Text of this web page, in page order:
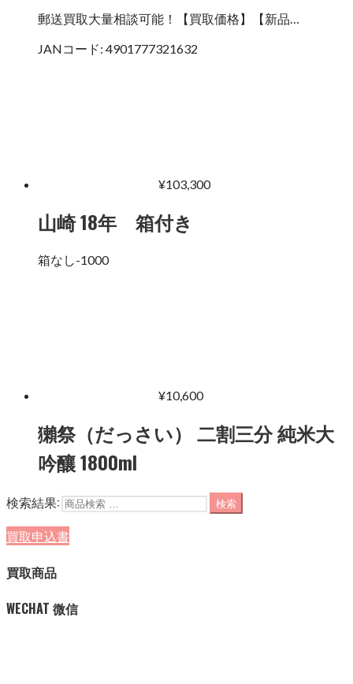
郵送買取大量相談可能！【買取価格】【新品…
JANコード: 4901777321632
¥103,300
山崎 18年 箱付き
箱なし-1000
¥10,600
獺祭（だっさい） 二割三分 純米大
吟釀 1800ml
検索結果: 検索
買取申込書
買取商品
WECHAT 微信